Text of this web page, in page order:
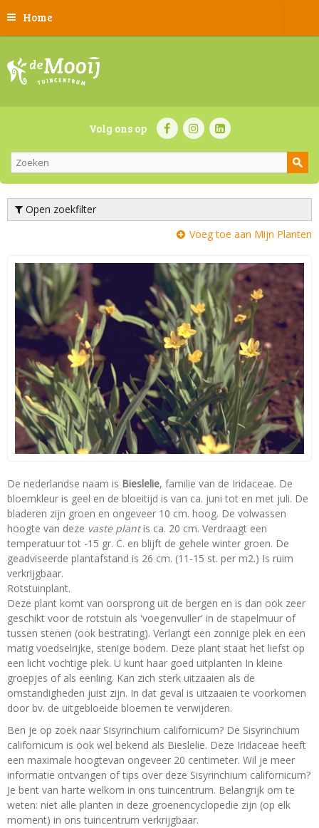
Home
Volg ons op
Open zoekfilter
Voeg toe aan Mijn Planten
De nederlandse naam is Bieslelie, familie van de Iridaceae. De
bloemkleur is geel en de bloeitijd is van ca. juni tot en met juli. De
bladeren zijn groen en ongeveer 10 cm. hoog. De volwassen
hoogte van deze vaste plantis ca. 20 cm. Verdraagt een
temperatuur tot -15 gr. C. en blijft de gehele winter groen. De
geadviseerde plantafstand is 26 cm. (11-15 st. per m2.) Is ruim
verkrijgbaar.
Rotstuinplant.
Deze plant komt van oorsprong uit de bergen en is dan ook zeer
geschikt voor de rotstuin als 'voegenvuller' in de stapelmuur of
tussen stenen (ook bestrating). Verlangt een zonnige plek en een
matig voedselrijke, stenige bodem. Deze plant staat het liefst op
een licht vochtige plek. U kunt haar goed uitplanten In kleine
groepjes of als eenling. Kan zich sterk uitzaaien als de
omstandigheden juist zijn. In dat geval is uitzaaien te voorkomen
door bv. de uitgebloeide bloemen te verwijderen.
Ben je op zoek naar Sisyrinchium californicum? De Sisyrinchium
californicum is ook wel bekend als Bieslelie. Deze Iridaceae heeft
een maximale hoogtevan ongeveer 20 centimeter. Wil je meer
informatie ontvangen of tips over deze Sisyrinchium californicum?
Je bent van harte welkom in ons tuincentrum. Belangrijk om te
weten: niet alle planten in deze groenencyclopedie zijn (op elk
moment) in ons tuincentrum verkrijgbaar.